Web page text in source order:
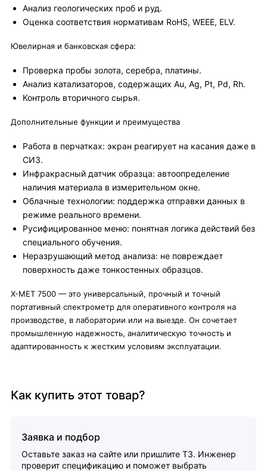
Анализ геологических проб и руд.
Оценка соответствия нормативам RoHS, WEEE, ELV.
Ювелирная и банковская сфера:
Проверка пробы золота, серебра, платины.
Анализ катализаторов, содержащих Au, Ag, Pt, Pd, Rh.
Контроль вторичного сырья.
Дополнительные функции и преимущества
Работа в перчатках: экран реагирует на касания даже в
СИЗ.
Инфракрасный датчик образца: автоопределение
наличия материала в измерительном окне.
Облачные технологии: поддержка отправки данных в
режиме реального времени.
Русифицированное меню: понятная логика действий без
специального обучения.
Неразрушающий метод анализа: не повреждает
поверхность даже тонкостенных образцов.
X-MET 7500 — это универсальный, прочный и точный
портативный спектрометр для оперативного контроля на
производстве, в лаборатории или на выезде. Он сочетает
промышленную надежность, аналитическую точность и
адаптированность к жестким условиям эксплуатации.
Как купить этот товар?
Заявка и подбор
Оставьте заказ на сайте или пришлите ТЗ. Инженер
проверит спецификацию и поможет выбрать